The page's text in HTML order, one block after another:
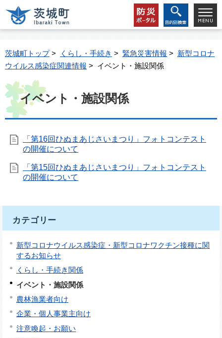
茨城町トップ> くらし・手続き > 緊急災害情報 > 新型コロナ
ウイルス感染症関連情報 > イベント・施設関係
イベント・施設関係
「第16回ひぬまあじさいまつり」フォトコンテスト
の開催について
「第15回ひぬまあじさいまつり」フォトコンテスト
の開催について
カテゴリー
新型コロナウイルス感染症・新型コロナワクチン接種に関
するお知らせ
くらし・手続き関係
イベント・施設関係
農林漁業者向け
企業・個人事業主向け
注意喚起・お願い